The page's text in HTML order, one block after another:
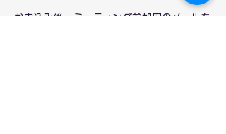
お申込み後、ミーティング参加用のメールを